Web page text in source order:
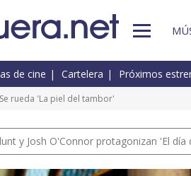
de cine Cartelera Próximos
rueda 'La piel del tambor'
y Josh O'Connor protagonizan 'El